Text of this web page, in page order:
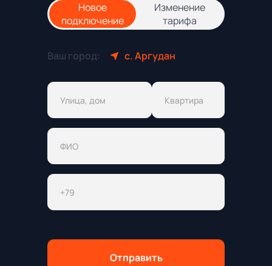
Новое
подключение
Изменение
тарифа
Ваш город: с. Аргудан
Отправить